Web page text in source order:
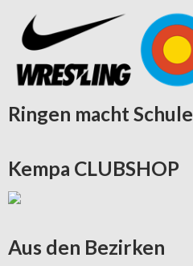
Ringen macht Schule
Kempa CLUBSHOP
Aus den Bezirken